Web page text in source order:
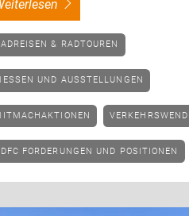
weiterlesen
RADREISEN & RADTOUREN
MESSEN UND AUSSTELLUNGEN
MITMACHAKTIONEN
ADFC FORDERUNGEN UND POSITIONEN